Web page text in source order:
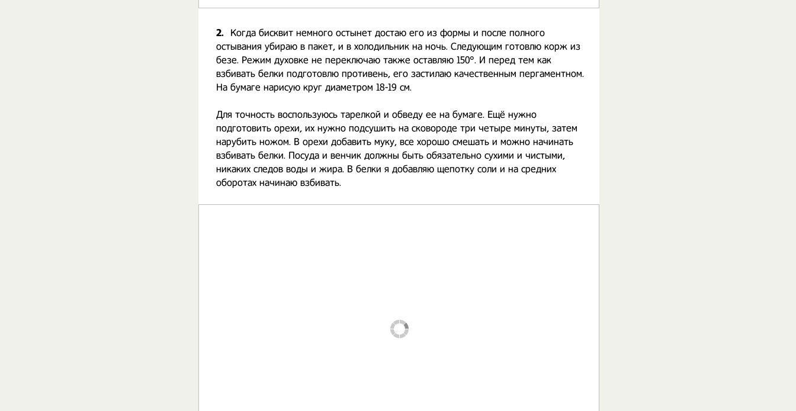
2.
Когда бисквит немного остынет достаю его из формы и после полного
остывания убираю в пакет, и в холодильник на ночь. Следующим готовлю корж из
безе. Режим духовке не переключаю также оставляю 150°. И перед тем как
взбивать белки подготовлю противень, его застилаю качественным пергаментном.
На бумаге нарисую круг диаметром 18-19 см.
Для точность воспользуюсь тарелкой и обведу ее на бумаге. Ещё нужно
подготовить орехи, их нужно подсушить на сковороде три четыре минуты, затем
нарубить ножом. В орехи добавить муку, все хорошо смешать и можно начинать
взбивать белки. Посуда и венчик должны быть обязательно сухими и чистыми,
никаких следов воды и жира. В белки я добавляю щепотку соли и на средних
оборотах начинаю взбивать.